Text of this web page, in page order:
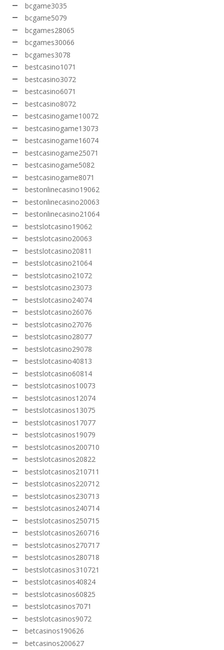
bcgame3035
bcgame5079
bcgames28065
bcgames30066
bcgames3078
bestcasino1071
bestcasino3072
bestcasino6071
bestcasino8072
bestcasinogame10072
bestcasinogame13073
bestcasinogame16074
bestcasinogame25071
bestcasinogame5082
bestcasinogame8071
bestonlinecasino19062
bestonlinecasino20063
bestonlinecasino21064
bestslotcasino19062
bestslotcasino20063
bestslotcasino20811
bestslotcasino21064
bestslotcasino21072
bestslotcasino23073
bestslotcasino24074
bestslotcasino26076
bestslotcasino27076
bestslotcasino28077
bestslotcasino29078
bestslotcasino40813
bestslotcasino60814
bestslotcasinos10073
bestslotcasinos12074
bestslotcasinos13075
bestslotcasinos17077
bestslotcasinos19079
bestslotcasinos200710
bestslotcasinos20822
bestslotcasinos210711
bestslotcasinos220712
bestslotcasinos230713
bestslotcasinos240714
bestslotcasinos250715
bestslotcasinos260716
bestslotcasinos270717
bestslotcasinos280718
bestslotcasinos310721
bestslotcasinos40824
bestslotcasinos60825
bestslotcasinos7071
bestslotcasinos9072
betcasinos190626
betcasinos200627